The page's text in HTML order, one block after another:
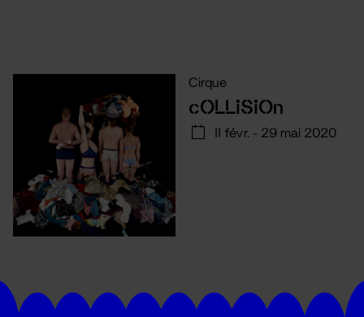
Cirque
cOLLiSiOn
11 févr. - 29 mai 2020